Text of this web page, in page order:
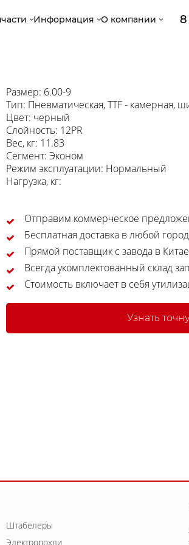
Информация О компании 8
Размер: 6.00-9
Тип: Пневматическая, TTF - камерная,
Цвет: черный
Слойность: 12PR
Вес, кг: 11.83
Сегмент: Эконом
Режим эксплуатации: Нормальный
Нагрузка, кг:
Отправим коммерческое
Бесплатная доставка в любой
Прямой поставщик с завода в Китае
Всегда укомплектованный склад
Стоимость включает в себя
Узнать
Штабелеры
Электророхли